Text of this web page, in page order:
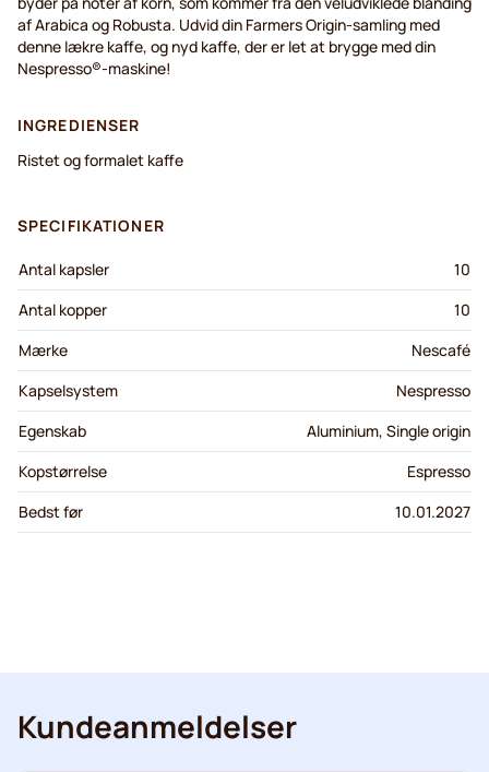
af Arabica og Robusta. Udvid din Farmers Origin-samling med
denne lækre kaffe, og nyd kaffe, der er let at brygge med din
Nespresso®-maskine!
INGREDIENSER
Ristet og formalet kaffe
SPECIFIKATIONER
Antal kapsler
10
Antal kopper
10
Mærke
Nescafé
Kapselsystem
Nespresso
Egenskab
Aluminium, Single origin
Kopstørrelse
Espresso
Bedst før
10.01.2027
Kundeanmeldelser